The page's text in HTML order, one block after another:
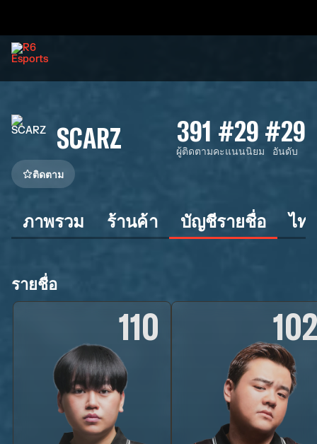
SCARZ 391
ผู้ติดตาม
#29
คะแนนนิยม
#29
อันดับ
ติดตาม
ภาพรวม ร้านค้า บัญชีรายชื่อ ไท
รายชื่อ
110 102